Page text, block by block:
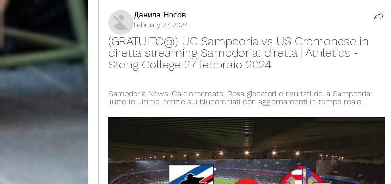
Данила Носов
February 27, 2024
(GRATUITO@) UC Sampdoria vs US Cremonese in
diretta streaming Sampdoria: diretta | Athletics -
Stong College 27 febbraio 2024
Sampdoria News, Calciomercato, Rosa giocatori e risultati della Sampdoria.
Tutte le ultime notizie sui blucerchiati con aggiornamenti in tempo reale.